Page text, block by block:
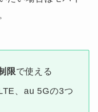
限で使える
、au 5Gの3つ